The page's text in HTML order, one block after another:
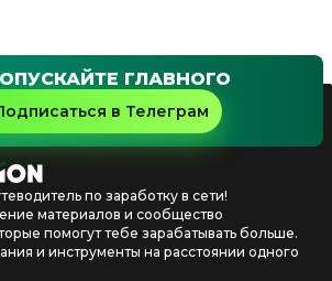
ГЛАВНОГО
в Телеграм
по заработку в сети!
материалов и сообщество
помогут тебе зарабатывать больше.
и инструменты на расстоянии одного